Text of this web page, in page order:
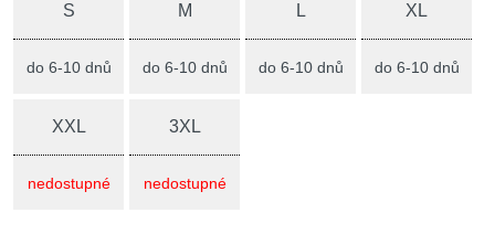
S
do 6-10 dnů
M
do 6-10 dnů
L
do 6-10 dnů
XL
do 6-10 dnů
XXL
nedostupné
3XL
nedostupné